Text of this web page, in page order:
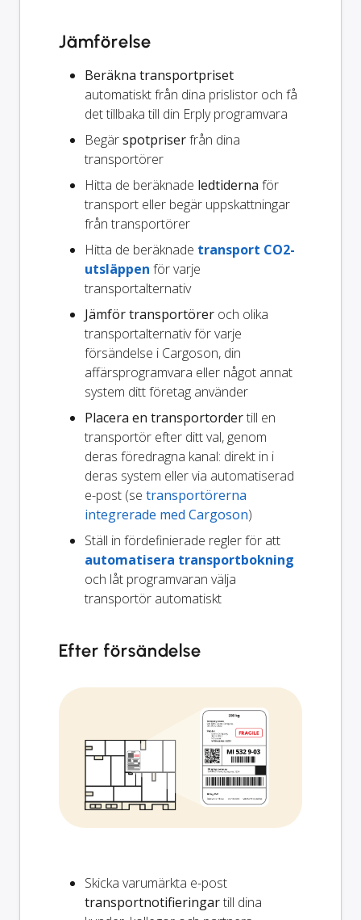
Jämförelse
Beräkna transportpriset
automatiskt från dina prislistor och få
det tillbaka till din Erply programvara
Begärspotpriserfrån dina
transportörer
Hitta de beräknade ledtiderna för
transport eller begär uppskattningar
från transportörer
Hitta de beräknade transport CO2-
utsläppen för varje
transportalternativ
Jämför transportörer och olika
transportalternativ för varje
försändelse i Cargoson, din
affärsprogramvara eller något annat
system ditt företag använder
Placera en transportordertill en
transportör efter ditt val, genom
deras föredragna kanal: direkt in i
deras system eller via automatiserad
e-post (se transportörerna
integrerade med Cargoson)
Ställ in fördefinierade regler för att
automatisera transportbokning
och låt programvaran välja
transportör automatiskt
Efter försändelse
Skicka varumärkta e-post
transportnotifieringartill dina